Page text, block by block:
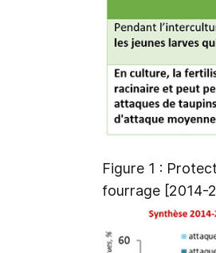
Figure 1 :
fourrage [2014-